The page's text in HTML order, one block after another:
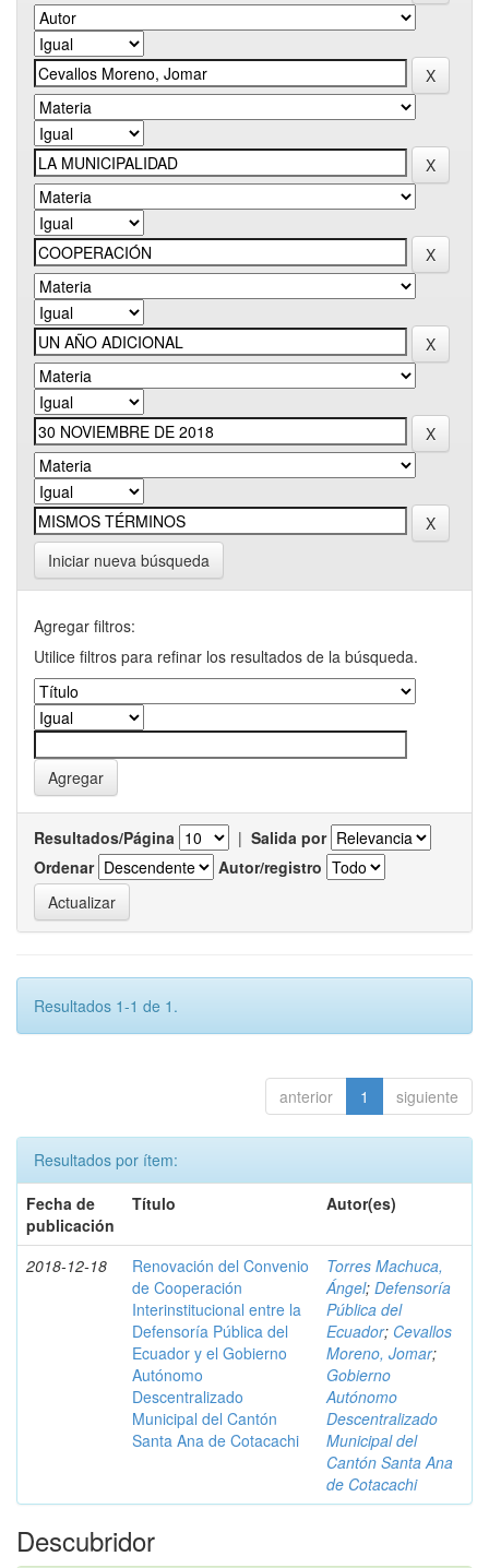
Iniciar nueva búsqueda
Agregar filtros:
Utilice filtros para refinar los resultados de la búsqueda.
Resultados/Página | Salida por
Ordenar
Autor/registro
Resultados 1-1 de 1.
anterior 1 siguiente
Resultados por ítem:
Fecha de
publicación
Título Autor(es)
2018-12-18
Renovación del Convenio
de Cooperación
Interinstitucional entre la
Defensoría Pública del
Ecuador y el Gobierno
Autónomo
Descentralizado
Municipal del Cantón
Santa Ana de Cotacachi
Torres Machuca,
Ángel; Defensoría
Pública del
Ecuador; Cevallos
Moreno, Jomar;
Gobierno
Autónomo
Descentralizado
Municipal del
Cantón Santa Ana
de Cotacachi
Descubridor